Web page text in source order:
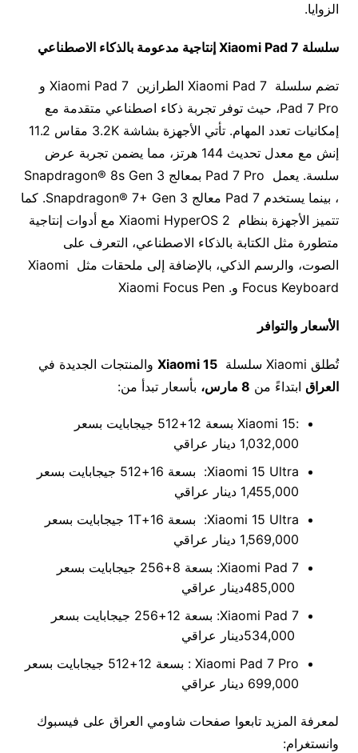
الزوايا.
سلسلة إنتاجية مدعومة بالذكاء الاصطناعي
تضم سلسلة Xiaomi Pad 7 الطرازين Xiaomi Pad 7 و
Pad 7 Pro، حيث توفر تجربة ذكاء اصطناعي متقدمة مع
إمكانيات تعدد المهام. تأتي الأجهزة بشاشة 3.2K مقاس 11.2
إنش مع معدل تحديث 144 هرتز، مما يضمن تجربة عرض
سلسة. يعمل Pad 7 Pro بمعالج Snapdragon® 8s Gen 3
، بينما يستخدم Pad 7 معالج Snapdragon® 7+ Gen 3. كما
تتميز الأجهزة بنظام Xiaomi HyperOS 2 مع أدوات إنتاجية
متطورة مثل الكتابة بالذكاء الاصطناعي، التعرف على
الصوت، والرسم الذكي، بالإضافة إلى ملحقات مثل Xiaomi
Focus Keyboard و. Xiaomi Focus Pen
الأسعار والتوافر
تُطلق Xiaomi سلسلة Xiaomi 15والمنتجات الجديدة في
العراقابتداءً من 8 مارس، بأسعار تبدأ من:
:Xiaomi 15 بسعة 12+512 جيجابايت بسعر
1,032,000 دينار عراقي
Xiaomi 15 Ultra: بسعة 16+512 جيجابايت بسعر
1,455,000 دينار عراقي
Xiaomi 15 Ultra: بسعة 16+1T جيجابايت بسعر
1,569,000 دينار عراقي
Xiaomi Pad 7: بسعة 8+256 جيجابايت بسعر
Xiaomi Pad 7: بسعة 12+256 جيجابايت بسعر
Xiaomi Pad 7 Pro : بسعة 12+512 جيجابايت بسعر
699,000 دينار عراقي
لمعرفة المزيد تابعوا صفحات شاومي العراق على فيسبوك
وانستغرام: